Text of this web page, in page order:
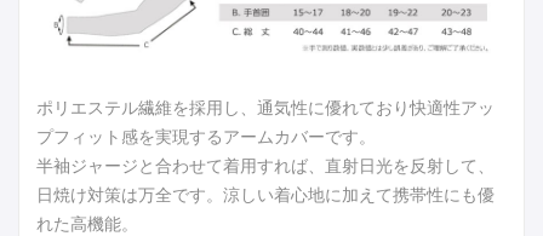
ポリエステル繊維を採用し、通気性に優れており快適性アッ
プフィット感を実現するアームカバーです。
半袖ジャージと合わせて着用すれば、直射日光を反射して、
日焼け対策は万全です。涼しい着心地に加えて携帯性にも優
れた高機能。